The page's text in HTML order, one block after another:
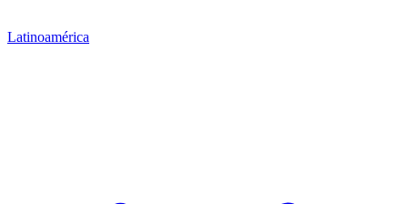
Latinoamérica